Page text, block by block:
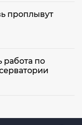
проплывут
работа по